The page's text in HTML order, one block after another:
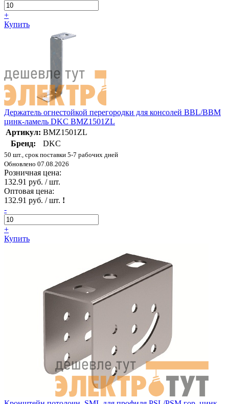
+
Купить
Держатель огнестойкой перегородки для консолей BBL/BBM
цинк-ламель DKC BMZ1501ZL
Артикул: BMZ1501ZL
Бренд:
DKC
50 шт., срок поставки 5-7 рабочих дней
Обновлено 07.08.2026
Розничная цена:
132.91 руб. / шт.
Оптовая цена:
132.91 руб. / шт. !
-
+
Купить